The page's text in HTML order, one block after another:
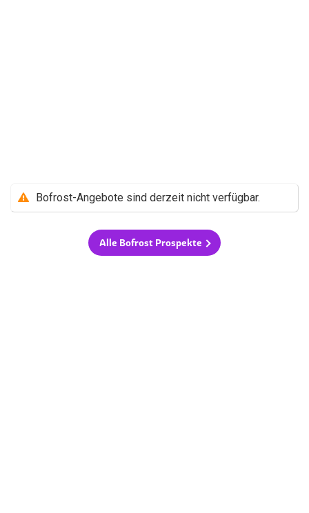
Bofrost-Angebote sind derzeit nicht verfügbar.
Alle Bofrost Prospekte